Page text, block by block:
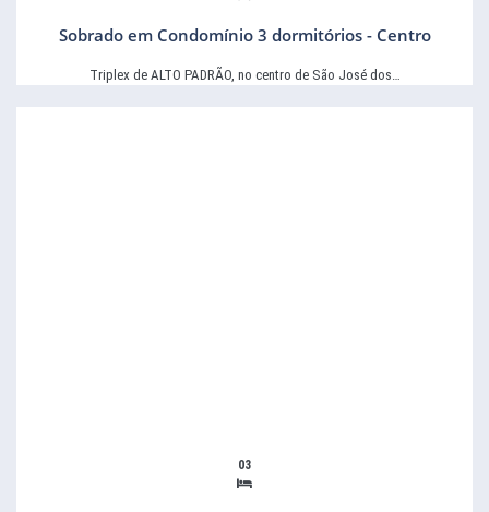
Sobrado em Condomínio 3 dormitórios - Centro
Triplex de ALTO PADRÃO, no centro de São José dos…
03